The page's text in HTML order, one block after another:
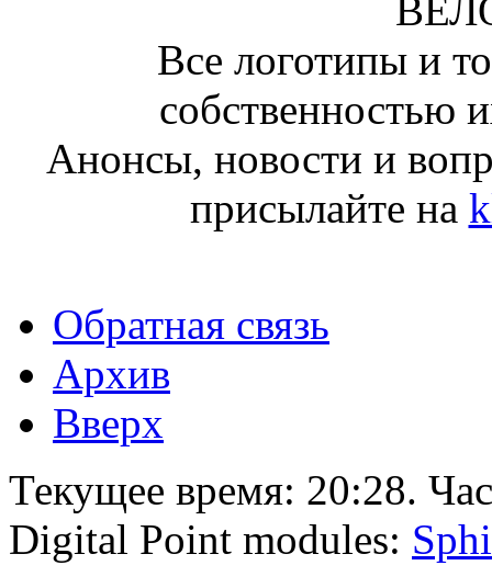
Все логотипы и
собственностью
Анонсы, новости и
присылайте на
Обратная связь
Архив
Вверх
Текущее время: 20:28.
Digital Point modules: